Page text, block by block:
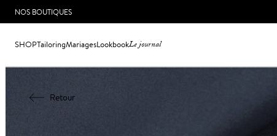
NOS BOUTIQUES
SHOPTailoringMariagesLookbookLe journal
Retour